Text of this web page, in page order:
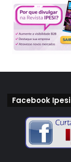
Facebook Ipesi